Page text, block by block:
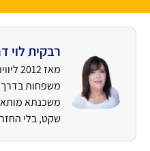
רבקית לוי
משפחות
משכנתא
שקט, בלי